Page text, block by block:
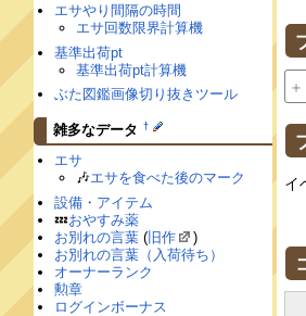
イ
エサやり間隔の時間
エサ回数限界計算機
基準出荷pt
基準出荷pt計算機
ぶた図鑑画像切り抜きツール
雑多なデータ †
エサ
🎶エサを食べた後のマーク
設備・アイテム
💤おやすみ薬
お別れの言葉 (旧作
)
お別れの言葉（入荷待ち）
オーナーランク
勲章
ログインボーナス